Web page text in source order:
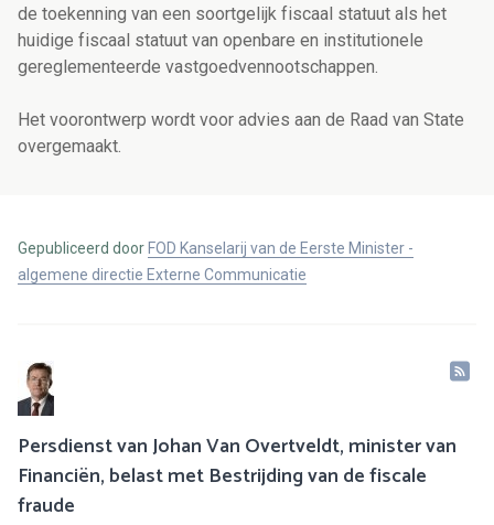
de toekenning van een soortgelijk fiscaal statuut als het
huidige fiscaal statuut van openbare en institutionele
gereglementeerde vastgoedvennootschappen.
Het voorontwerp wordt voor advies aan de Raad van State
overgemaakt.
Gepubliceerd door FOD Kanselarij van de Eerste Minister -
algemene directie Externe Communicatie
Persdienst van Johan Van Overtveldt, minister van
Financiën, belast met Bestrijding van de fiscale
fraude